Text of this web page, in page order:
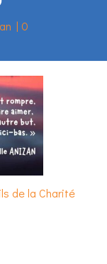
| 0
de la Charité